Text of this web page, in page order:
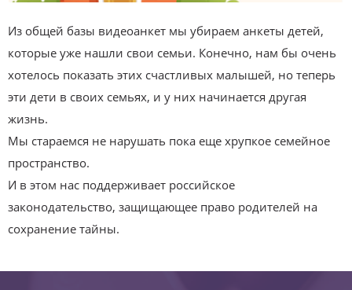
Из общей базы видеоанкет мы убираем анкеты детей,
которые уже нашли свои семьи. Конечно, нам бы очень
хотелось показать этих счастливых малышей, но теперь
эти дети в своих семьях, и у них начинается другая
жизнь.
Мы стараемся не нарушать пока еще хрупкое семейное
пространство.
И в этом нас поддерживает российское
законодательство, защищающее право родителей на
сохранение тайны.